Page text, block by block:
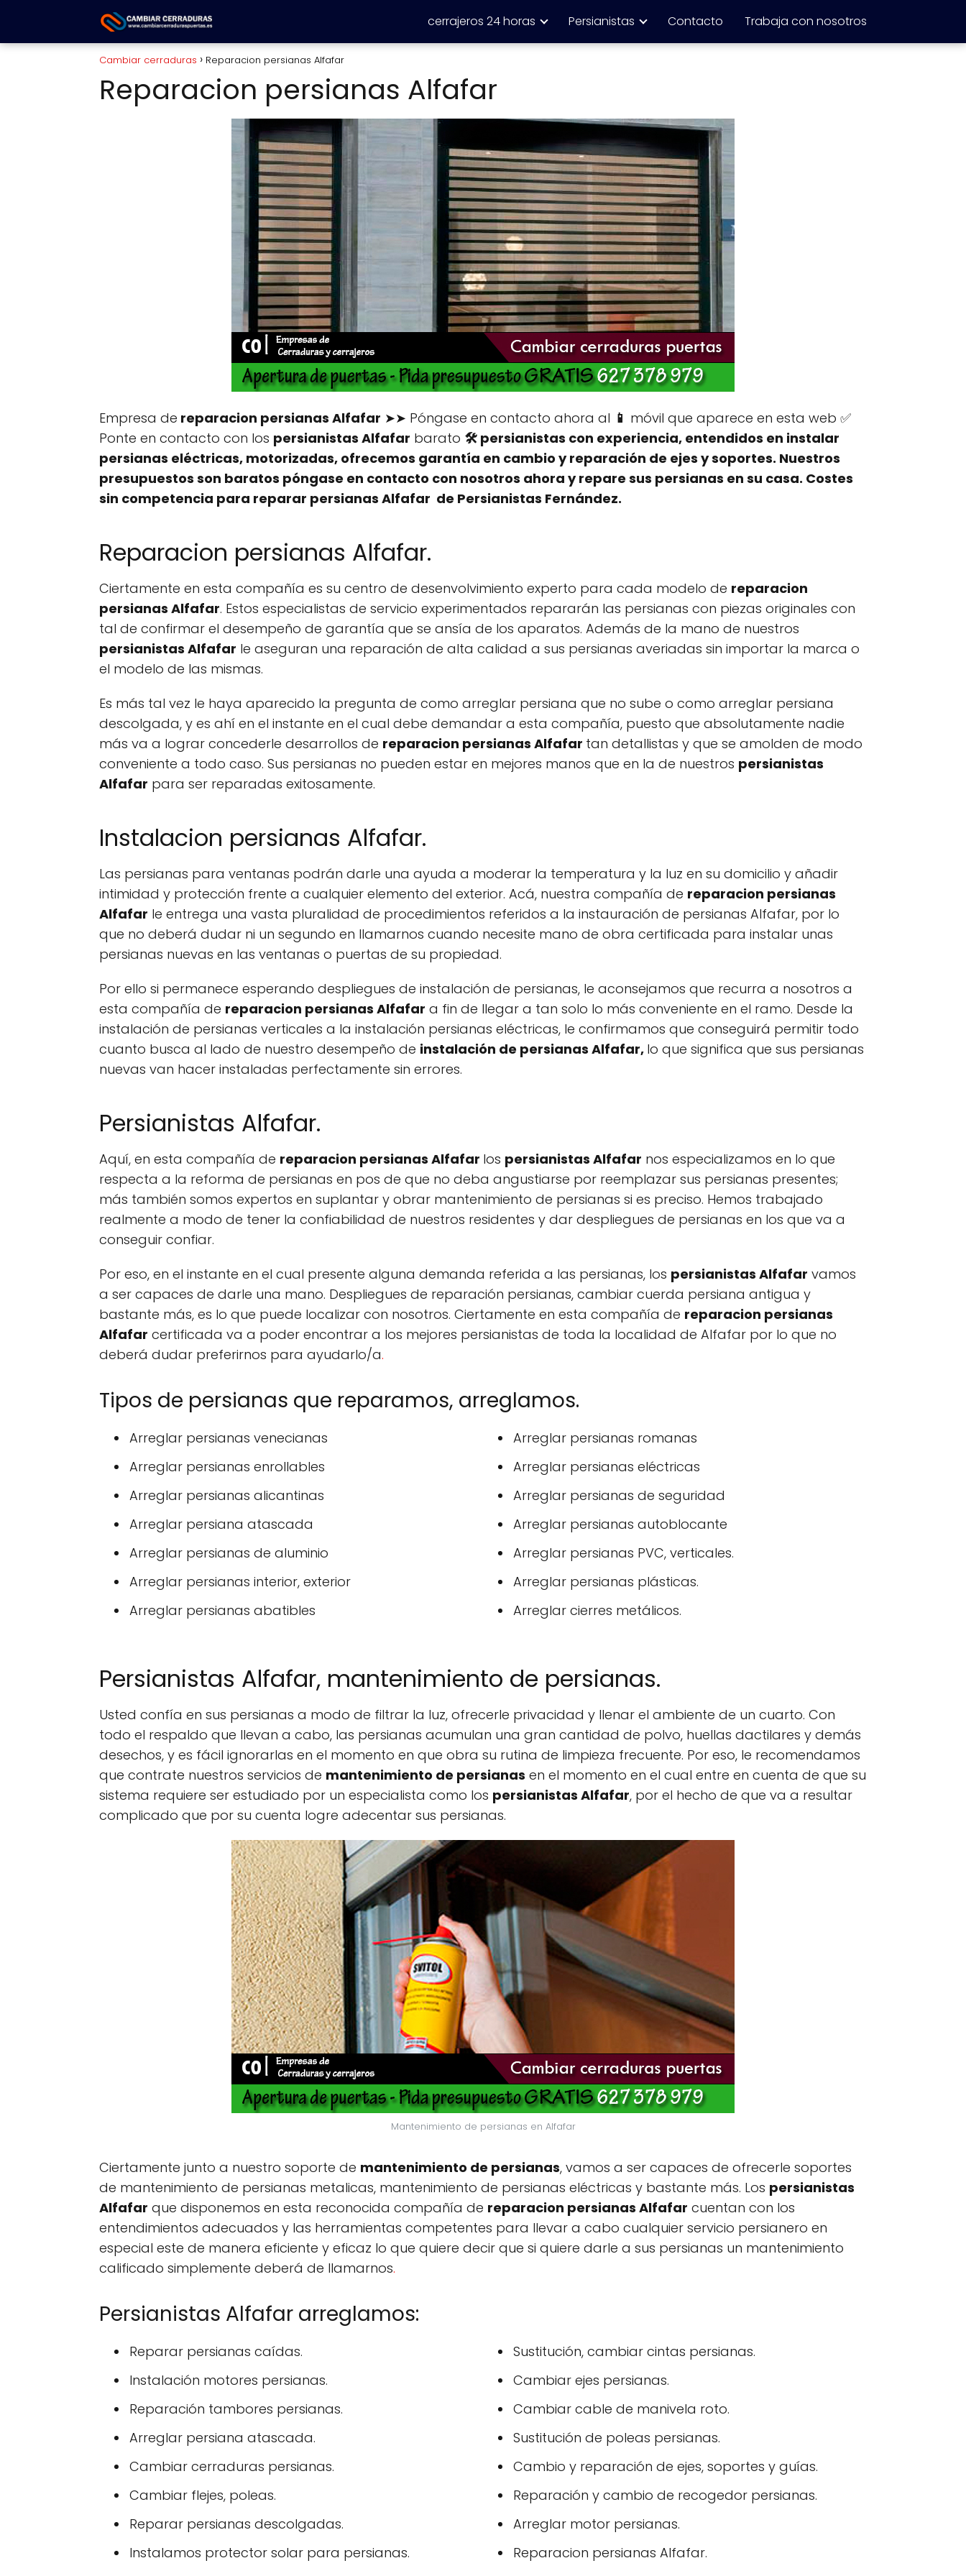
cerrajeros 24 horas Persianistas Contacto Trabaja con nosotros
Cambiar cerraduras Reparacion persianas Alfafar
Reparacion persianas Alfafar
Empresa de reparacion persianas Alfafar ➤➤ Póngase en contacto ahora al 📱 móvil que aparece en esta web ✅
Ponte en contacto con los persianistas Alfafar barato 🛠️ persianistas con experiencia, entendidos en instalar
persianas eléctricas, motorizadas, ofrecemos garantía en cambio y reparación de ejes y soportes. Nuestros
presupuestos son baratos póngase en contacto con nosotros ahora y repare sus persianas en su casa. Costes
sin competencia para reparar persianas Alfafar de Persianistas Fernández.
Reparacion persianas Alfafar.
Ciertamente en esta compañía es su centro de desenvolvimiento experto para cada modelo de reparacion
persianas Alfafar. Estos especialistas de servicio experimentados repararán las persianas con piezas originales con
tal de confirmar el desempeño de garantía que se ansía de los aparatos. Además de la mano de nuestros
persianistas Alfafar le aseguran una reparación de alta calidad a sus persianas averiadas sin importar la marca o
el modelo de las mismas.
Es más tal vez le haya aparecido la pregunta de como arreglar persiana que no sube o como arreglar persiana
descolgada, y es ahí en el instante en el cual debe demandar a esta compañía, puesto que absolutamente nadie
más va a lograr concederle desarrollos de reparacion persianas Alfafar tan detallistas y que se amolden de modo
conveniente a todo caso. Sus persianas no pueden estar en mejores manos que en la de nuestros persianistas
Alfafar para ser reparadas exitosamente.
Instalacion persianas Alfafar.
Las persianas para ventanas podrán darle una ayuda a moderar la temperatura y la luz en su domicilio y añadir
intimidad y protección frente a cualquier elemento del exterior. Acá, nuestra compañía de reparacion persianas
Alfafar le entrega una vasta pluralidad de procedimientos referidos a la instauración de persianas Alfafar, por lo
que no deberá dudar ni un segundo en llamarnos cuando necesite mano de obra certificada para instalar unas
persianas nuevas en las ventanas o puertas de su propiedad.
Por ello si permanece esperando despliegues de instalación de persianas, le aconsejamos que recurra a nosotros a
esta compañía de reparacion persianas Alfafar a fin de llegar a tan solo lo más conveniente en el ramo. Desde la
instalación de persianas verticales a la instalación persianas eléctricas, le confirmamos que conseguirá permitir todo
cuanto busca al lado de nuestro desempeño de instalación de persianas Alfafar, lo que significa que sus persianas
nuevas van hacer instaladas perfectamente sin errores.
Persianistas Alfafar.
Aquí, en esta compañía de reparacion persianas Alfafar los persianistas Alfafar nos especializamos en lo que
respecta a la reforma de persianas en pos de que no deba angustiarse por reemplazar sus persianas presentes;
más también somos expertos en suplantar y obrar mantenimiento de persianas si es preciso. Hemos trabajado
realmente a modo de tener la confiabilidad de nuestros residentes y dar despliegues de persianas en los que va a
conseguir confiar.
Por eso, en el instante en el cual presente alguna demanda referida a las persianas, los persianistas Alfafar vamos
a ser capaces de darle una mano. Despliegues de reparación persianas, cambiar cuerda persiana antigua y
bastante más, es lo que puede localizar con nosotros. Ciertamente en esta compañía de reparacion persianas
Alfafar certificada va a poder encontrar a los mejores persianistas de toda la localidad de Alfafar por lo que no
deberá dudar preferirnos para ayudarlo/a.
Tipos de persianas que reparamos, arreglamos.
Arreglar persianas venecianas
Arreglar persianas enrollables
Arreglar persianas alicantinas
Arreglar persiana atascada
Arreglar persianas de aluminio
Arreglar persianas interior, exterior
Arreglar persianas abatibles
Arreglar persianas romanas
Arreglar persianas eléctricas
Arreglar persianas de seguridad
Arreglar persianas autoblocante
Arreglar persianas PVC, verticales.
Arreglar persianas plásticas.
Arreglar cierres metálicos.
Persianistas Alfafar, mantenimiento de persianas.
Usted confía en sus persianas a modo de filtrar la luz, ofrecerle privacidad y llenar el ambiente de un cuarto. Con
todo el respaldo que llevan a cabo, las persianas acumulan una gran cantidad de polvo, huellas dactilares y demás
desechos, y es fácil ignorarlas en el momento en que obra su rutina de limpieza frecuente. Por eso, le recomendamos
que contrate nuestros servicios de mantenimiento de persianas en el momento en el cual entre en cuenta de que su
sistema requiere ser estudiado por un especialista como los persianistas Alfafar, por el hecho de que va a resultar
complicado que por su cuenta logre adecentar sus persianas.
Mantenimiento de persianas en Alfafar
Ciertamente junto a nuestro soporte de mantenimiento de persianas, vamos a ser capaces de ofrecerle soportes
de mantenimiento de persianas metalicas, mantenimiento de persianas eléctricas y bastante más. Los persianistas
Alfafar que disponemos en esta reconocida compañía de reparacion persianas Alfafar cuentan con los
entendimientos adecuados y las herramientas competentes para llevar a cabo cualquier servicio persianero en
especial este de manera eficiente y eficaz lo que quiere decir que si quiere darle a sus persianas un mantenimiento
calificado simplemente deberá de llamarnos.
Persianistas Alfafar arreglamos:
Reparar persianas caídas.
Instalación motores persianas.
Reparación tambores persianas.
Arreglar persiana atascada.
Cambiar cerraduras persianas.
Cambiar flejes, poleas.
Reparar persianas descolgadas.
Instalamos protector solar para persianas.
Sustitución, cambiar cintas persianas.
Cambiar ejes persianas.
Cambiar cable de manivela roto.
Sustitución de poleas persianas.
Cambio y reparación de ejes, soportes y guías.
Reparación y cambio de recogedor persianas.
Arreglar motor persianas.
Reparacion persianas Alfafar.